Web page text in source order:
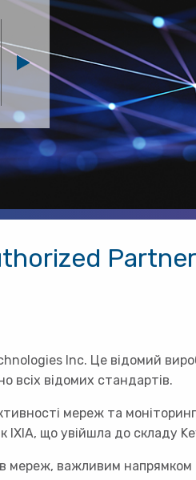
Partner
Inc. Це відомий
всіх відомих стандартів.
мереж та
IXIA, що увійшла до складу
мереж, важливим